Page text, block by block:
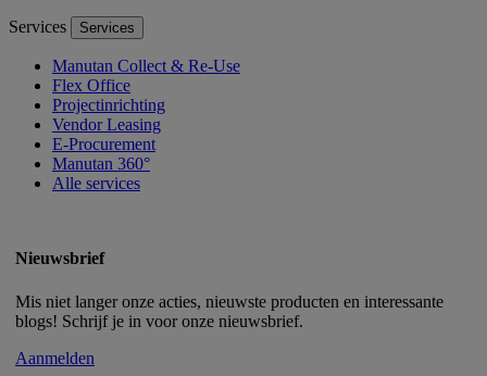
Services Services
Manutan Collect & Re-Use
Flex Office
Projectinrichting
Vendor Leasing
E-Procurement
Manutan 360°
Alle services
Nieuwsbrief
Mis niet langer onze acties, nieuwste producten en interessante
blogs! Schrijf je in voor onze nieuwsbrief.
Aanmelden